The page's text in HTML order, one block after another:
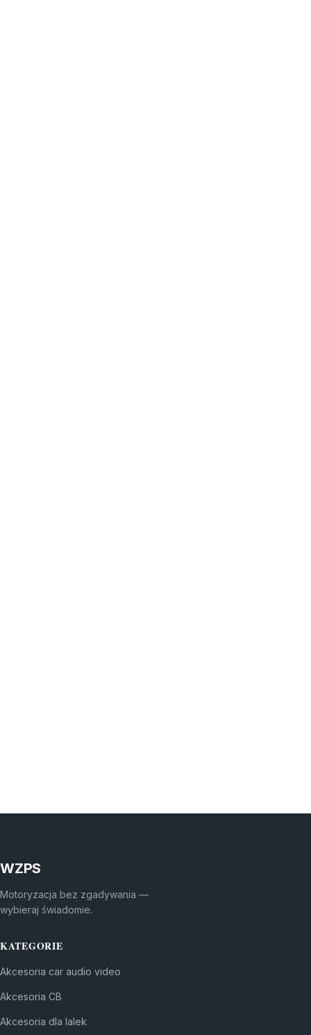
WZPS
Motoryzacja bez zgadywania —
wybieraj świadomie.
KATEGORIE
Akcesoria car audio video
Akcesoria CB
Akcesoria dla lalek